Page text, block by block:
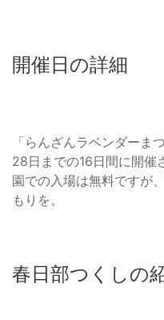
開催日の詳細
「らんざんラベンダーま
28日までの16日間に開催
園での入場は無料ですが
もりを。
春日部つくしの